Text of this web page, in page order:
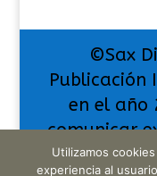
©Sax
Publicación
en el año
comunicar
pero
Utilizamos
experiencia al